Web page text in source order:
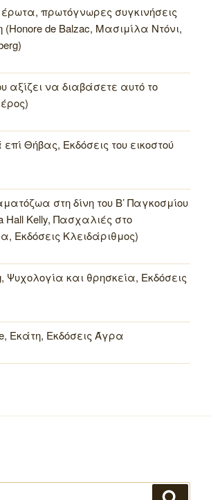
πρωτόγνωρες συγκινήσεις
de Balzac, Μασιμίλα Ντόνι,
αξίζει να διαβάσετε αυτό το
Θήβας, Εκδόσεις του εικοστού
στη δίνη του Β’ Παγκοσμίου
Hall Kelly, Πασχαλιές στο
Εκδόσεις Κλειδάριθμος)
Ψυχολογία και θρησκεία, Εκδόσεις
Εκάτη, Εκδόσεις Άγρα